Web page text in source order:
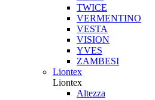
TWICE
VERMENTINO
VESTA
VISION
YVES
ZAMBESI
Liontex
Liontex
Altezza